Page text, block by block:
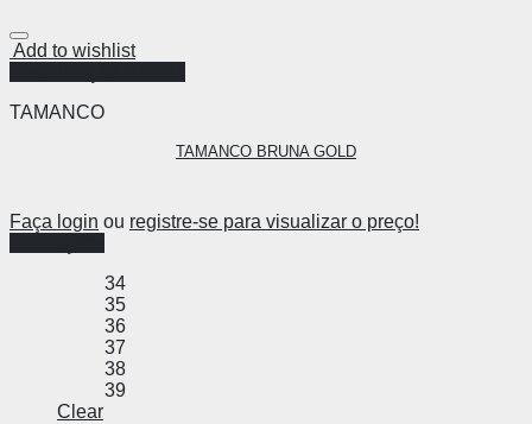
Add to wishlist
TAMANCO
TAMANCO BRUNA GOLD
Faça login ou registre-se para visualizar o preço!
34
35
36
37
38
39
Clear